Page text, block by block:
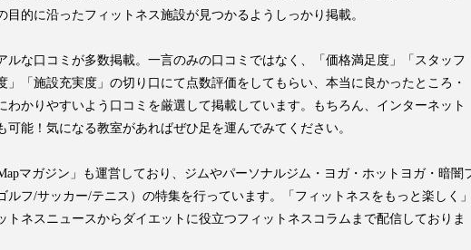
目的に沿ったフィットネス施設が見つかるようしっかり掲載。
ルな口コミが多数掲載。一言のみの口コミではなく、「価格満足度」「スタッフ
「施設充実度」の切り口にて点数評価をしてもらい、本当に良かったところ・
わかりやすいよう口コミを厳選して掲載しています。もちろん、インターネット
能！気になる教室があればぜひ足を運んでみてください。
マガジン」も運営しており、ジムやパーソナルジム・ヨガ・ホットヨガ・暗闇
ルフ/サッカー/テニス）の特集を行っています。「フィットネスをもっと楽しく
トネスニュースからダイエットに役立つフィットネスコラムまで配信しておりま